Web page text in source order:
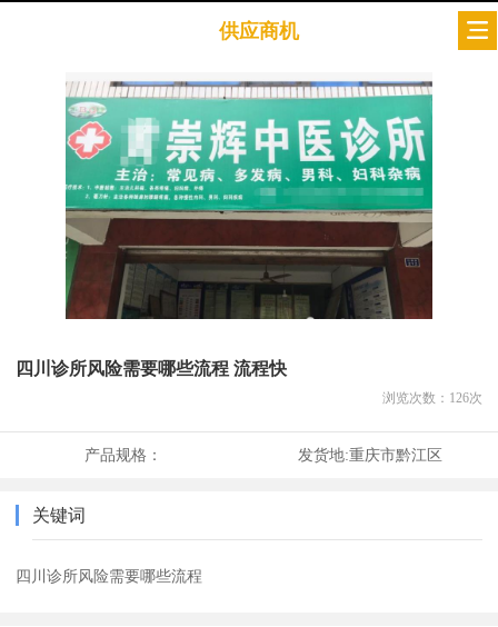
供应商机
四川诊所风险需要哪些流程 流程快
浏览次数： 126次
产品规格： 发货地:重庆市黔江区
关键词
四川诊所风险需要哪些流程